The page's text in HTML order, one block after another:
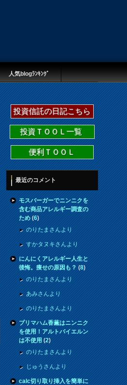
人気blogﾗﾝｷﾝｸﾞ
投資信託の日記こちら
投資ＴＯＯＬ一覧
便利ＴＯＯＬ
最近のコメント
モスバーガーでニンニクを
含む商品アレルギー調査の
ため(6)
のりたまさんより
すかタヌキさんより
にんにくアレルギー人生と
後悔。痩せの原因も？(8)
のりたまさんより
あみさんより
のりたまさんより
プリマハム香薫はニンニク
を使用！アルトバイエルン
は不使用(2)
のりたまさんより
じゅうさんより
calc切り取り挿入を簡単に